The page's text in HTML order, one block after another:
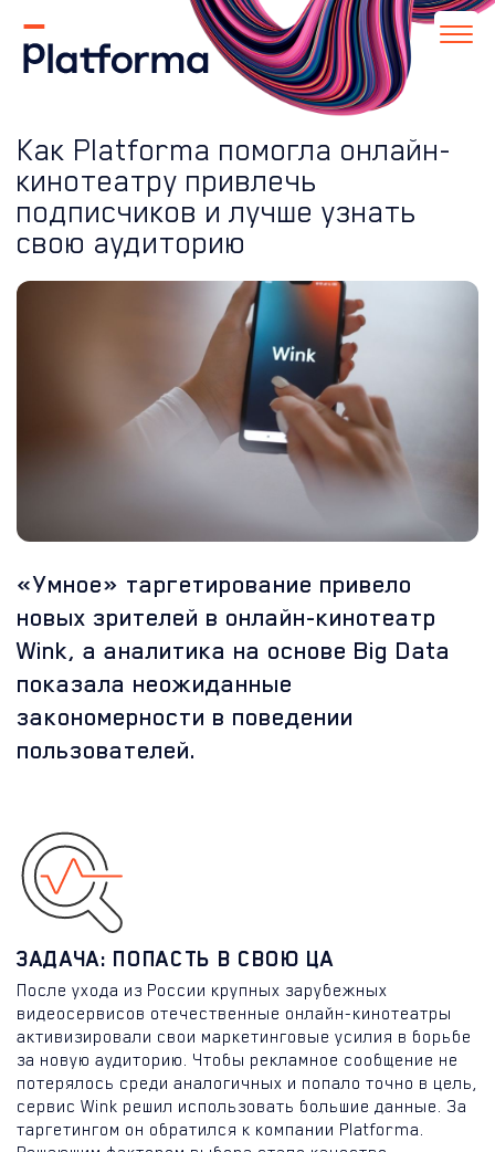
Как Platforma помогла онлайн-
кинотеатру привлечь
подписчиков и лучше узнать
свою аудиторию
«Умное» таргетирование привело
новых зрителей в онлайн-кинотеатр
Wink, а аналитика на основе Big Data
показала неожиданные
закономерности в поведении
пользователей.
ЗАДАЧА: ПОПАСТЬ В СВОЮ ЦА
После ухода из России крупных зарубежных
видеосервисов отечественные онлайн-кинотеатры
активизировали свои маркетинговые усилия в борьбе
за новую аудиторию. Чтобы рекламное сообщение не
потерялось среди аналогичных и попало точно в цель,
сервис Wink решил использовать большие данные. За
таргетингом он обратился к компании Platforma.